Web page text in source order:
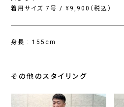
着用サイズ 7号 / ¥9,900（税込）
身長 : 155cm
その他のスタイリング